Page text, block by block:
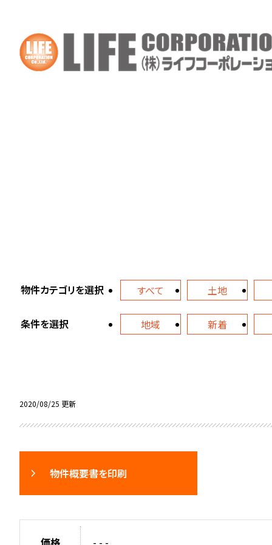
物件カテゴリを選択 すべて 土地
条件を選択 地域 新着
2020/08/25 更新
物件概要書を印刷
価格 - - -